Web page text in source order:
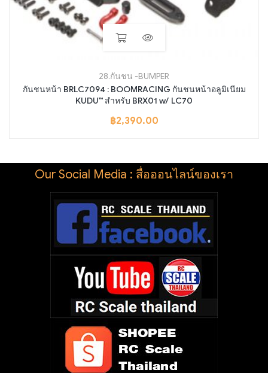
28.กันชน -BUMPER
กันชนหน้า BRLC7094 : BOOMRACING กันชนหน้าอลูมิเนียม
KUDU™ สำหรับ BRX01 w/ LC70
฿2,390.00
Our Social Media : สื่อออนไลน์ของเรา